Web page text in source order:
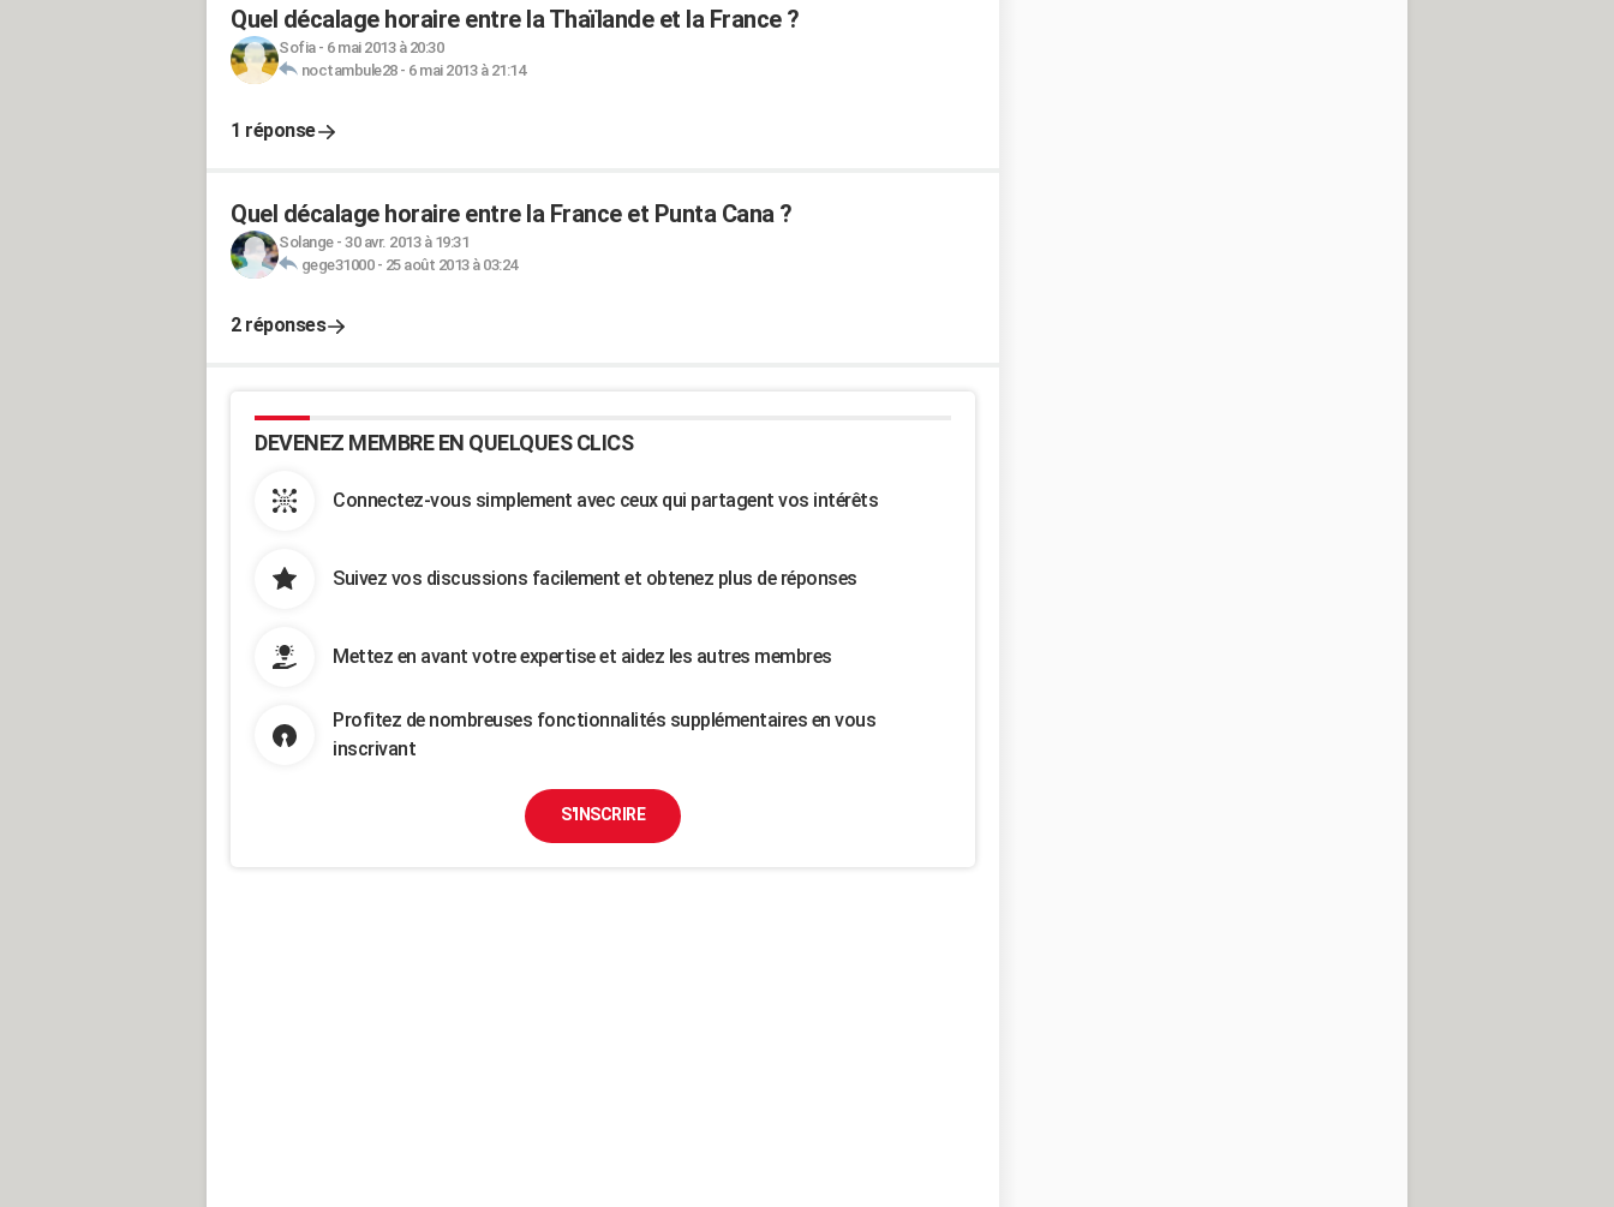
Quel décalage horaire entre la Thaïlande et la France ?
Sofia- 6 mai 2013 à 20:30
noctambule28- 6 mai 2013 à 21:14
1 réponse
Quel décalage horaire entre la France et Punta Cana ?
Solange- 30 avr. 2013 à 19:31
gege31000- 25 août 2013 à 03:24
2 réponses
DEVENEZ MEMBRE EN QUELQUES CLICS
Connectez-vous simplement avec ceux qui partagent vos intérêts
Suivez vos discussions facilement et obtenez plus de réponses
Mettez en avant votre expertise et aidez les autres membres
Profitez de nombreuses fonctionnalités supplémentaires en vous
inscrivant
S'INSCRIRE